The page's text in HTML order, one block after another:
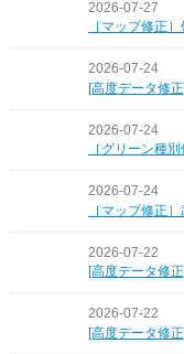
2026-07-27
［マップ修正
2026-07-24
[高度データ修
2026-07-24
［グリーン種
2026-07-24
［マップ修正
2026-07-22
[高度データ修
2026-07-22
[高度データ修